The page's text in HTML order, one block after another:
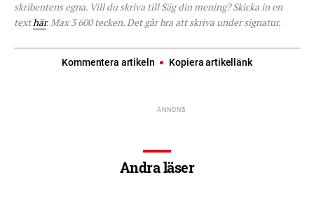
skribentens egna. Vill du skriva till Säg din mening? Skicka in en
texthär. Max 3 600 tecken. Det går bra att skriva under signatur.
Kommentera artikeln Kopiera artikellänk
Andra läser